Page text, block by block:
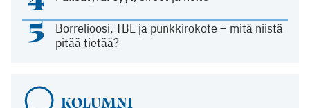
5
Borrelioosi, TBE ja punkkirokote – mitä niistä
pitää tietää?
KOLUMNI